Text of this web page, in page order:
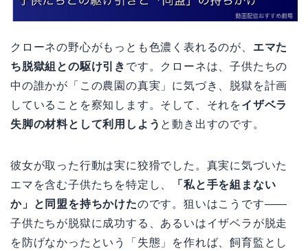
クローネの野心がもっとも色濃く表れるのが、 エマた
ち脱獄組との駆け引き です。クローネは、子供たちの
中の誰かが「この農園の真実」に気づき、脱獄を計画
していることを察知します。そして、それをイザベラ
失脚の材料として利用しよう と動き出すのです。
彼女が取った行動は実に狡猾でした。真実に気づいた
エマを含む子供たちを特定し、
「私と手を組まない
か」と同盟を持ちかけたのです。狙いはこうです――
子供たちが脱獄に成功する、あるいはイザベラが脱走
を防げなかったという「失態」を作れば、飼育監とし